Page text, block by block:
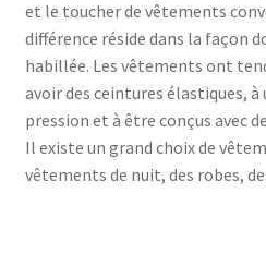
et le toucher de vêtements
différence réside dans la façon
habillée. Les vêtements ont
avoir des ceintures élastiques,
pression et à être conçus avec
Il existe un grand choix de
vêtements de nuit, des robes,